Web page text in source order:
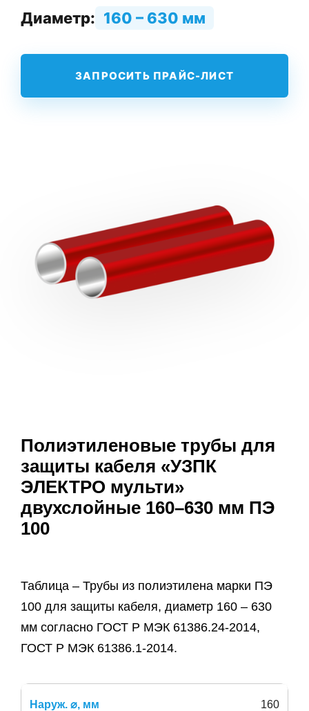
Диаметр: 160 – 630 мм
ЗАПРОСИТЬ ПРАЙС-ЛИСТ
Полиэтиленовые трубы для
защиты кабеля «УЗПК
ЭЛЕКТРО мульти»
двухслойные 160–630 мм ПЭ
100
Таблица – Трубы из полиэтилена марки ПЭ
100 для защиты кабеля, диаметр 160 – 630
мм согласно ГОСТ Р МЭК 61386.24-2014,
ГОСТ Р МЭК 61386.1-2014.
160